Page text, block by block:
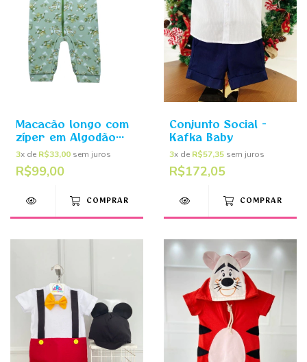
Macacão longo com
zíper em Algodão
egípcio Aviador
Verde - Mini Bear
3x de R$33,00 sem juros
R$99,00
COMPRAR
Conjunto Social -
Kafka Baby
3x de R$57,35 sem juros
R$172,05
COMPRAR